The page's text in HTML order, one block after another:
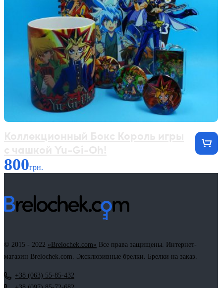
800грн.
© 2015 - 2022 «Brelochek.com» Все права защищены. Интернет-
магазин Brelochek.com. Эксклюзивные брелки. Брелки на заказ.
+38 (063) 55-85-432